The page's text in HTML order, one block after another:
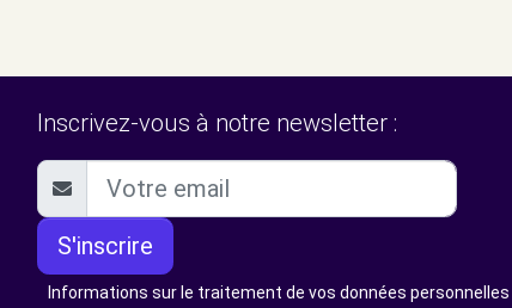
Inscrivez-vous à notre newsletter :
S'inscrire
Informations sur le traitement de vos données personnelles